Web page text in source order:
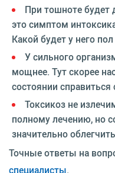
При тошноте
это симптом
Какой будет у него
У сильного
мощнее. Тут скорее
состоянии
Токсикоз не
полному лечению, но
значительно
Точные ответы на
специалисты.